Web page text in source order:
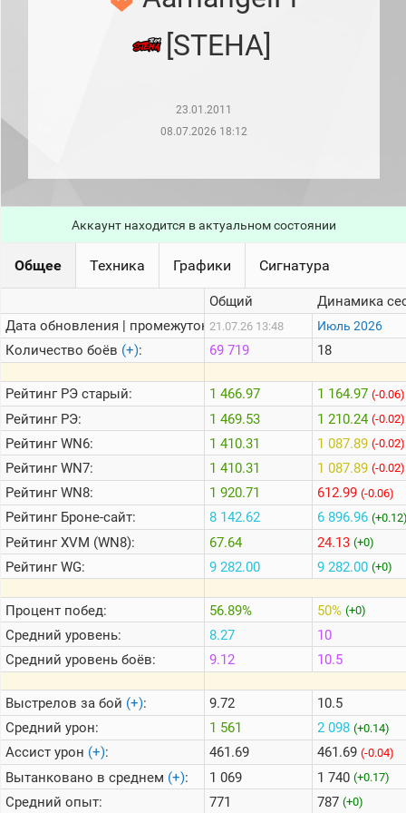
игроков
Статистика
стримеров
Информация
Онлайн
Цветовая
шкала
Теlegram
ВК
Портал
Мира
Танков
[STEHA]
23.01.2011
08.07.2026 18:12
Аккаунт находится в актуальном состоянии
Общее Техника Графики Сигнатура
Дата обновления | промежуток:
Количество боёв (+):
РейтингРЭ старый:
РейтингРЭ:
РейтингWN6:
РейтингWN7:
РейтингWN8:
РейтингБроне-сайт:
РейтингXVM (WN8):
РейтингWG:
Процент побед:
Средний уровень:
Средний уровень боёв:
Выстрелов за бой (+):
Средний урон:
Ассист урон (+):
Вытанковано в среднем (+):
Средний опыт:
Общий
21.07.26 13:48
69 719
1 466.97
1 469.53
1 410.31
1 410.31
1 920.71
8 142.62
67.64
9 282.00
56.89%
8.27
9.12
9.72
1 561
461.69
1 069
771
Динамика
Июль 2026
18
1 164.97 (-0.06)
1 210.24 (-0.02)
1 087.89 (-0.02)
1 087.89 (-0.02)
612.99 (-0.06)
6 896.96
24.13 (+0)
9 282.00 (+0)
50% (+0)
10
10.5
10.5
2 098 (+0.14)
461.69 (-0.04)
1 740 (+0.17)
787 (+0)